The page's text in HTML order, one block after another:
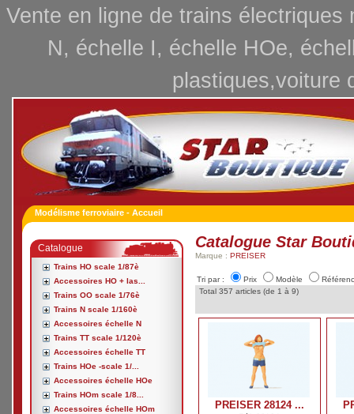
Vente en ligne de trains
N, échelle I, échelle HOe,
plastiques,voiture
Modélisme ferroviaire - Accueil
Catalogue
Trains HO scale 1/87è
Accessoires HO + las...
Trains OO scale 1/76è
Trains N scale 1/160è
Accessoires échelle N
Trains TT scale 1/120è
Accessoires échelle TT
Trains HOe -scale 1/...
Accessoires échelle HOe
Trains HOm scale 1/8...
Accessoires échelle HOm
Catalogue Star
Marque : PREISER
Tri par : Prix Modèle
Total 357 articles (de 1 à 9)
PREISER 28124 ...